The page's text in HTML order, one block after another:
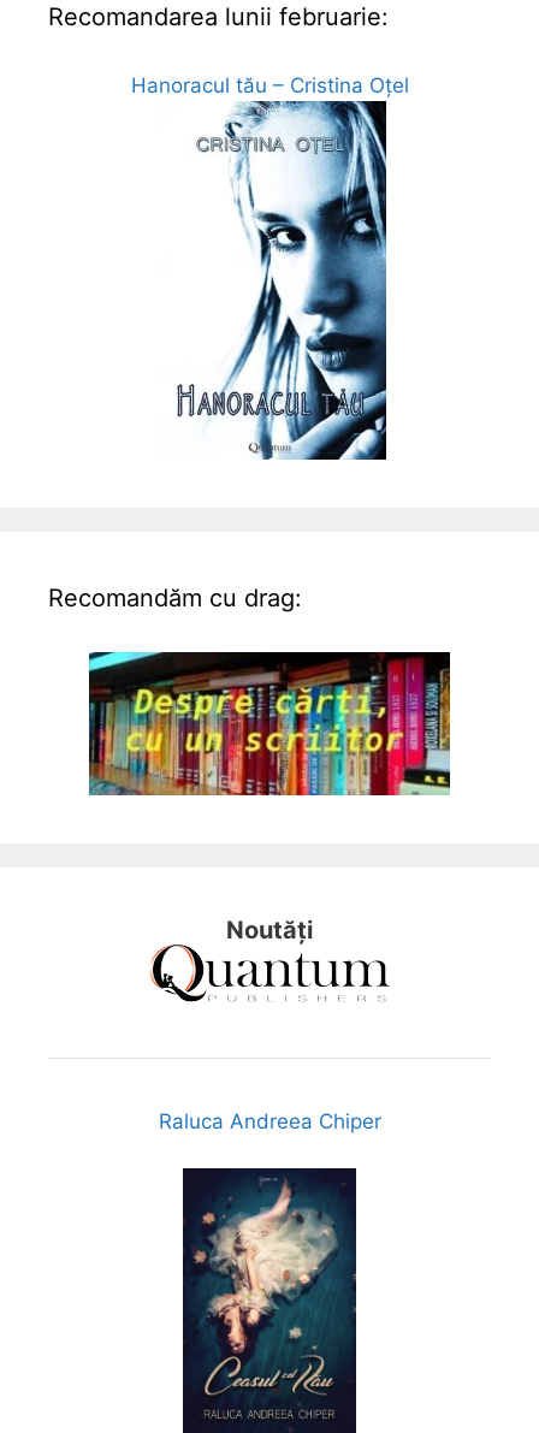
Recomandarea lunii februarie:
Hanoracul tău – Cristina Oțel
Recomandăm cu drag:
Noutăți
Raluca Andreea Chiper